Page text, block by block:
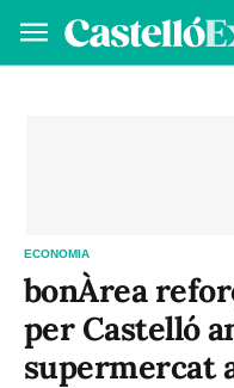
ECONOMIA
bonÀrea
per Castelló
supermercat